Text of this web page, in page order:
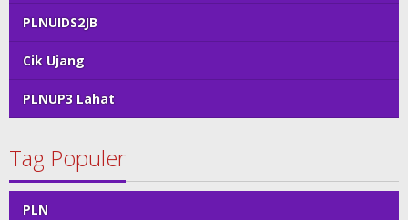
PLNUIDS2JB
Cik Ujang
PLNUP3 Lahat
Tag Populer
PLN